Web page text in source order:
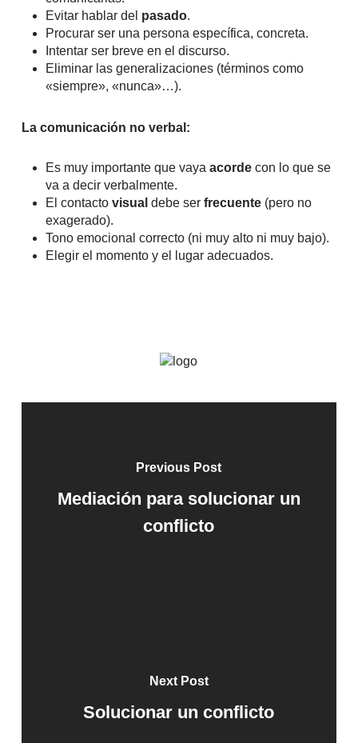
Evitar hablar del pasado.
Procurar ser una persona específica, concreta.
Intentar ser breve en el discurso.
Eliminar las generalizaciones (términos como
«siempre», «nunca»…).
La comunicación no verbal:
Es muy importante que vaya acordecon lo que se
va a decir verbalmente.
El contactovisual debe serfrecuente(pero no
exagerado).
Tono emocional correcto (ni muy alto ni muy bajo).
Elegir el momento y el lugar adecuados.
Previous Post
Mediación para solucionar un
conflicto
Next Post
Solucionar un conflicto